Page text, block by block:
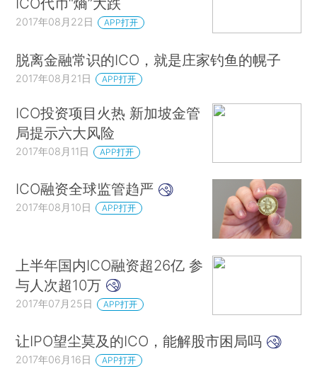
2017年08月22日 APP打开
脱离金融常识的ICO，就是庄家钓鱼的幌子
2017年08月21日 APP打开
ICO投资项目火热 新加坡金管
局提示六大风险
2017年08月11日 APP打开
ICO融资全球监管趋严
2017年08月10日 APP打开
上半年国内ICO融资超26亿 参
与人次超10万
2017年07月25日 APP打开
让IPO望尘莫及的ICO，能解股市困局吗
2017年06月16日 APP打开